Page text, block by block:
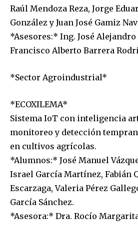
Raúl Mendoza Reza, Jorge
González y Juan José Gamiz
*Asesores:* Ing. José
Francisco Alberto Barrera
*Sector Agroindustrial*
*ECOXILEMA*
Sistema IoT con inteligencia
monitoreo y detección
en cultivos agrícolas.
*Alumnos:* José Manuel
Israel García Martínez, Fabián
Escarzaga, Valeria Pérez
García Sánchez.
*Asesora:* Dra. Rocío